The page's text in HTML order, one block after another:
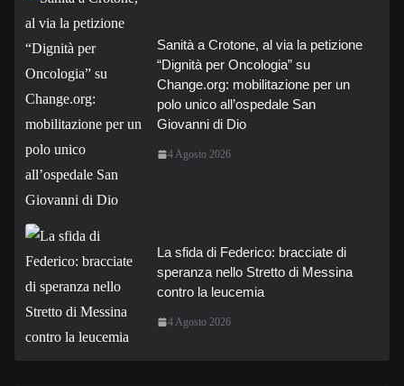
Sanità a Crotone, al via la petizione
“Dignità per Oncologia” su
Change.org: mobilitazione per un
polo unico all’ospedale San
Giovanni di Dio
4 Agosto 2026
La sfida di Federico: bracciate di
speranza nello Stretto di Messina
contro la leucemia
4 Agosto 2026